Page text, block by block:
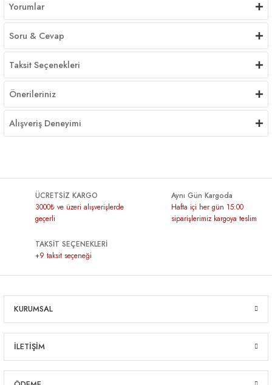
Yorumlar
Soru & Cevap
Taksit Seçenekleri
Önerileriniz
Alışveriş Deneyimi
ÜCRETSİZ KARGO
3000₺ ve üzeri alışverişlerde
geçerli
Aynı Gün Kargoda
Hafta içi her gün 15:00
siparişlerimiz kargoya teslim
TAKSİT SEÇENEKLERİ
+9 taksit seçeneği
KURUMSAL
İLETİŞİM